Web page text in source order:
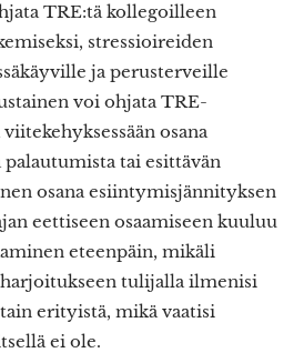
TRE:tä kollegoilleen
stressioireiden
ja perusterveille
voi ohjata TRE-
osana
tai esittävän
osana esiintymisjännityksen
eettiseen osaamiseen kuuluu
eteenpäin, mikäli
tulijalla ilmenisi
erityistä, mikä vaatisi
ei ole.